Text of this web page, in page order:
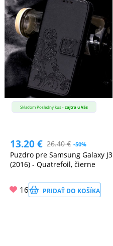
Skladom Posledný kus -zajtra u Vás
13.20€ 26.40€ -50%
Puzdro pre Samsung Galaxy J3
(2016) - Quatrefoil, čierne
16 PRIDAŤ DO KOŠÍKA